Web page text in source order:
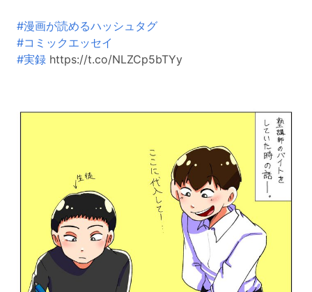
#漫画が読めるハッシュタグ
#コミックエッセイ
#実録 https://t.co/NLZCp5bTYy